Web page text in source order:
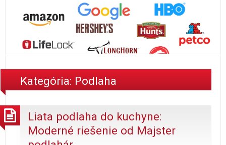
Kategória: Podlaha
Liata podlaha do kuchyne:
Moderné riešenie od Majster